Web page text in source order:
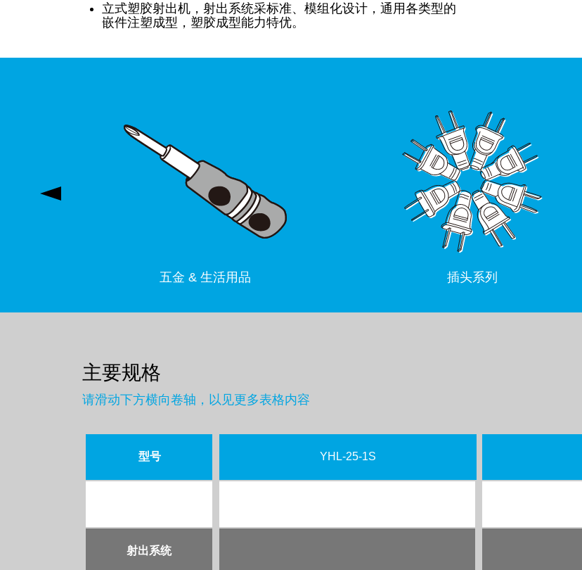
立式塑胶射出机，射出系统采标准、模组化设计，通用各类型的
嵌件注塑成型，塑胶成型能力特优。
五金 & 生活用品 插头系列
主要规格
请滑动下方横向卷轴，以见更多表格内容
型号
射出系统
YHL-25-1S